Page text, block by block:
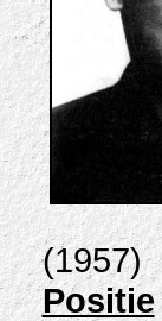
(1957)
Positie